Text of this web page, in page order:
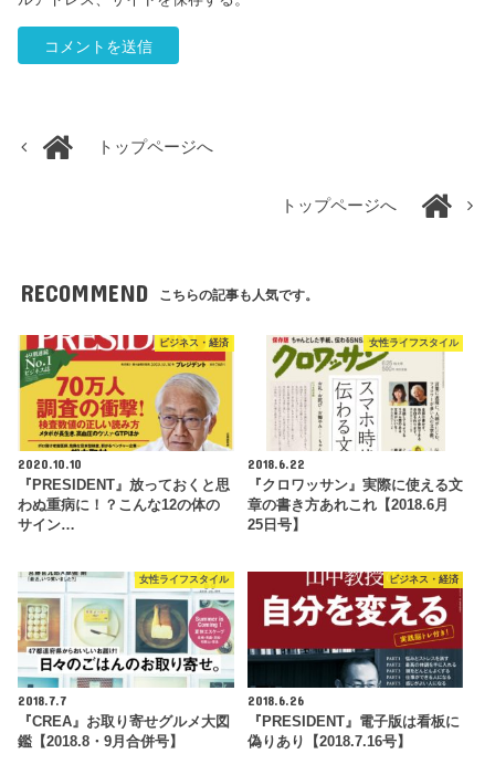
トップページへ
トップページへ
RECOMMEND こちらの記事も人気です。
ビジネス・経済
2020.10.10
『PRESIDENT』放っておくと思
わぬ重病に！？こんな12の体の
サイン…
女性ライフスタイル
2018.6.22
『クロワッサン』実際に使える文
章の書き方あれこれ【2018.6月
25日号】
女性ライフスタイル
2018.7.7
『CREA』お取り寄せグルメ大図
鑑【2018.8・9月合併号】
ビジネス・経済
2018.6.26
『PRESIDENT』電子版は看板に
偽りあり【2018.7.16号】